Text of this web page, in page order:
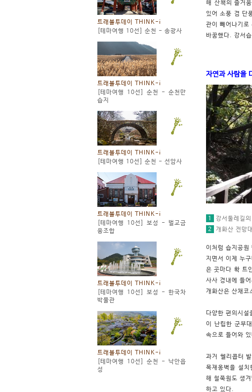
트래블투데이 THINK-i
[테마여행 10선] 순천 - 송광사
트래블투데이 THINK-i
[테마여행 10선] 순천 - 순천만
습지
트래블투데이 THINK-i
[테마여행 10선] 순천 - 선암사
트래블투데이 THINK-i
[테마여행 10선] 보성 - 벌교금
융조합
트래블투데이 THINK-i
[테마여행 10선] 보성 - 한국차
박물관
트래블투데이 THINK-i
[테마여행 10선] 순천 - 낙안읍
성
해 산책의 즐거
있어 소풍 겸 단
관이 빼어나기로
바꿈했다. 강서
자연과 사람을
1
강서둘레길
2
개화산 전망
이처럼 습지공원
지면서 이제 누
은 곳마다 확 트
사사 경내에 들
개화산은 산채코
다양한 편의시
이 난립한 군부
속으로 들어와
과거 헬리콥터
목재옹벽을 설
해 철쭉원도 생
하고 있다.